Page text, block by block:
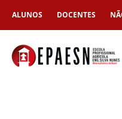
ALUNOS DOCENTES